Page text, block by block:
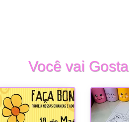
Você vai